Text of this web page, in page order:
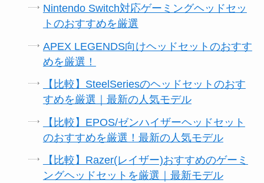
Nintendo Switch対応ゲーミングヘッドセッ
トのおすすめを厳選
APEX LEGENDS向けヘッドセットのおすす
めを厳選！
【比較】SteelSeriesのヘッドセットのおす
すめを厳選｜最新の人気モデル
【比較】EPOS/ゼンハイザーヘッドセット
のおすすめを厳選！最新の人気モデル
【比較】Razer(レイザー)おすすめのゲーミ
ングヘッドセットを厳選｜最新モデル